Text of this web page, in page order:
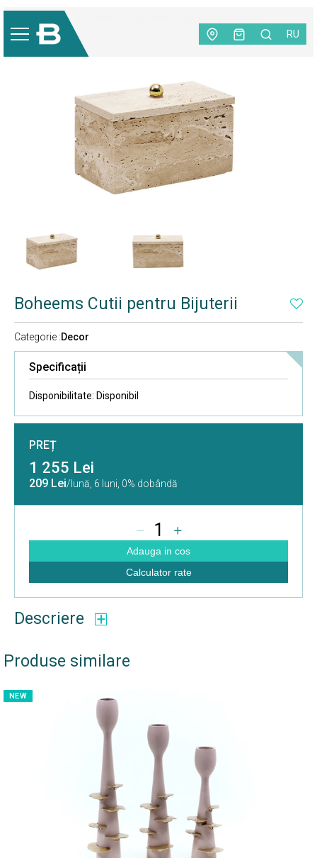
RU
Home Decor
NEW
Boheems Cutii pentru Bijuterii
Categorie :Decor
Specificații
Disponibilitate: Disponibil
PREȚ
1 255 Lei
209 Lei/lună, 6 luni, 0% dobândă
1
Adauga in cos
Calculator rate
Descriere
Produse similare
NEW